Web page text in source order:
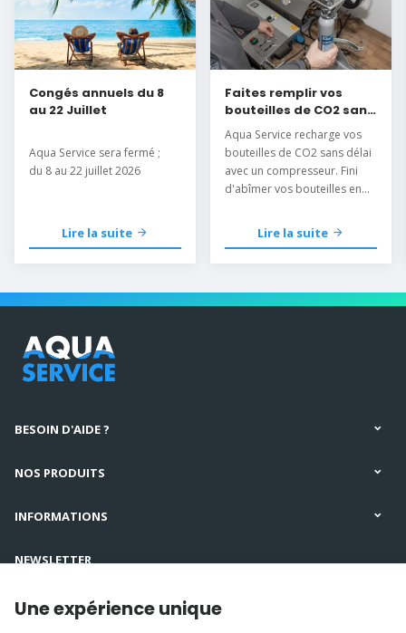
Congés annuels du 8
au 22 Juillet
Aqua Service sera fermé ;
du 8 au 22 juillet 2026
Lire la suite
Faites remplir vos
bouteilles de CO2 sans
délai
Aqua Service recharge vos
bouteilles de CO2 sans délai
avec un compresseur. Fini
d'abîmer vos bouteilles en
Lire la suite
BESOIN D'AIDE ?
NOS PRODUITS
INFORMATIONS
NEWSLETTER
SUIVEZ-NOUS
Une expérience unique